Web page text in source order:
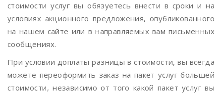
стоимости услуг вы обязуетесь внести в сроки и на
условиях акционного предложения, опубликованного
на нашем сайте или в направляемых вам письменных
сообщениях.
При условии доплаты разницы в стоимости, вы всегда
можете переоформить заказ на пакет услуг большей
стоимости, независимо от того какой пакет услуг вы